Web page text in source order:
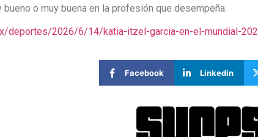
o muy buena en la profesión que desempeña.
deportes/2026/6/14/katia-itzel-garcia-en-el-mundial-
Facebook Linkedin